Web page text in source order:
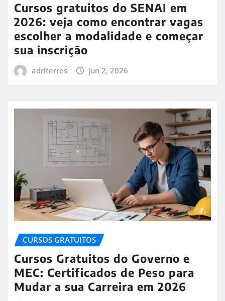
Cursos gratuitos do SENAI em
2026: veja como encontrar vagas
escolher a modalidade e começar
sua inscrição
adriterres jun 2, 2026
CURSOS GRATUITOS
Cursos Gratuitos do Governo e
MEC: Certificados de Peso para
Mudar a sua Carreira em 2026